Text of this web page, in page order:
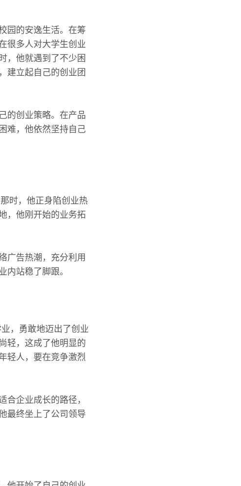
园的安逸生活。在筹
很多人对大学生创业
，他就遇到了不少困
建立起自己的创业团
的创业策略。在产品
难，他依然坚持自己
时，他正身陷创业热
，他刚开始的业务拓
广告热潮，充分利用
内站稳了脚跟。
，勇敢地迈出了创业
轻，这成了他明显的
轻人，要在竞争激烈
合企业成长的路径，
最终坐上了公司领导